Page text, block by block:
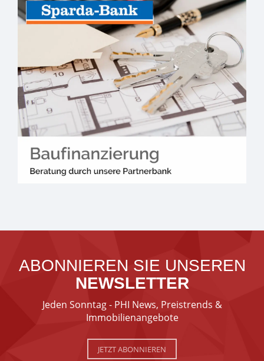
ABONNIEREN SIE UNSEREN
NEWSLETTER
Jeden Sonntag - PHI News, Preistrends &
Immobilienangebote
JETZT ABONNIEREN